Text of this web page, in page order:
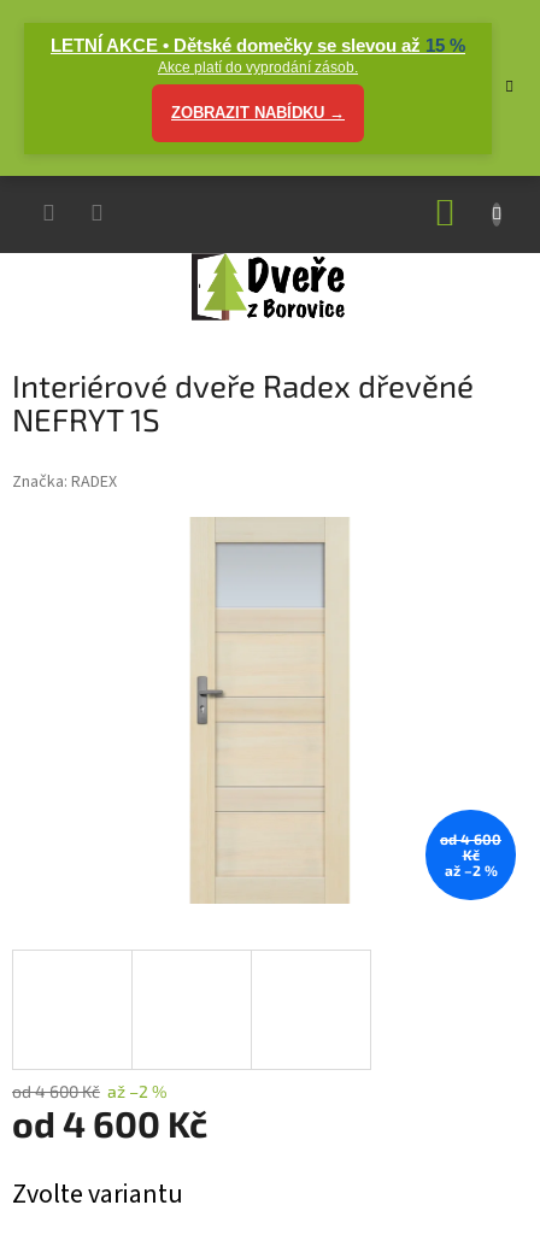
LETNÍ AKCE • Dětské domečky se slevou až 15 %
Akce platí do vyprodání zásob.
ZOBRAZIT NABÍDKU →
Interiérové dveře Radex dřevěné
NEFRYT 1S
Značka: RADEX
od 4 600
Kč
až –2 %
od 4 600 Kč až –2 %
od 4 600 Kč
cena:
Zvolte variantu